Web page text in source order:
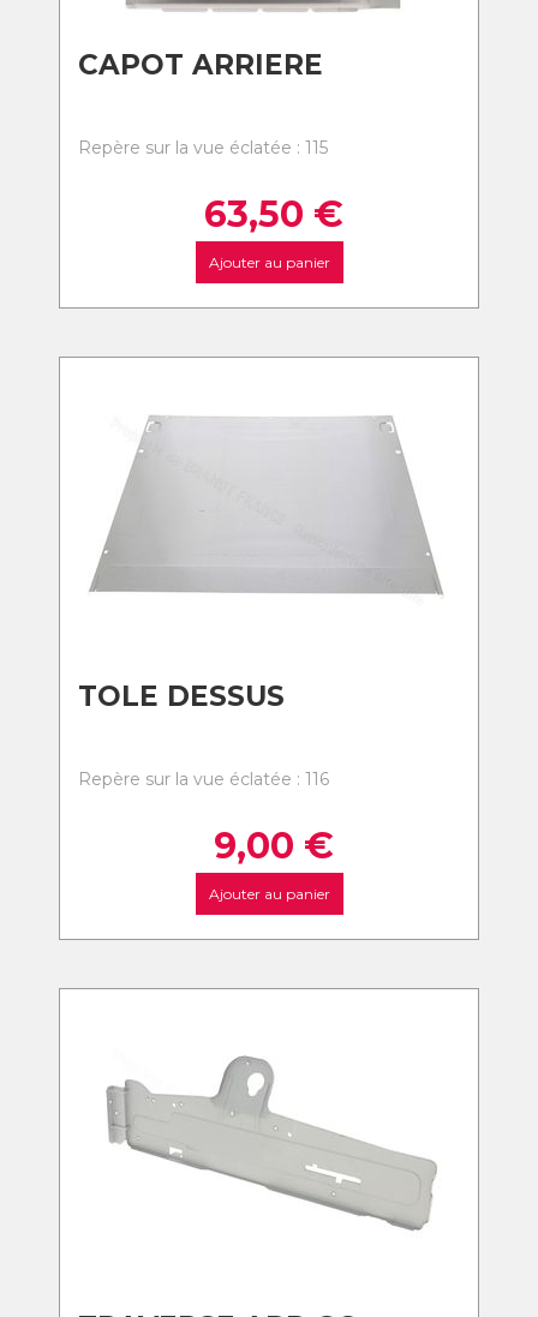
CAPOT ARRIERE
Repère sur la vue éclatée : 115
63,50 €
Ajouter au panier
TOLE DESSUS
Repère sur la vue éclatée : 116
9,00 €
Ajouter au panier